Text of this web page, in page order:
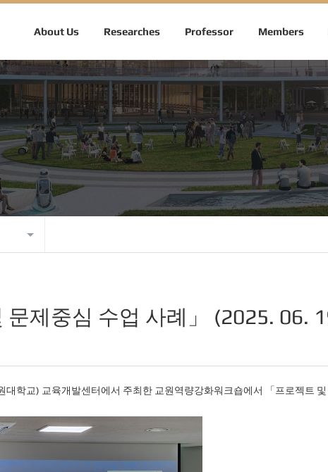
About Us Researches Professor Members
제중심 수업 사례」 (2025. 06.
대학교) 교육개발센터에서 주최한 교원역량강화워크숍에서 「프로젝트